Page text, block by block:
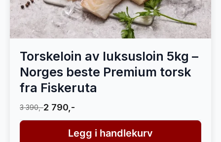
Torskeloin av luksusloin 5kg –
Norges beste Premium torsk
fra Fiskeruta
3 390,-2 790,-
Legg i handlekurv